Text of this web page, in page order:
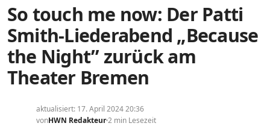
So touch me now: Der Patti
Smith-Liederabend „Because
the Night” zurück am
Theater Bremen
aktualisiert: 17. April 2024 20:36
vonHWN Redakteur2 min Lesezeit